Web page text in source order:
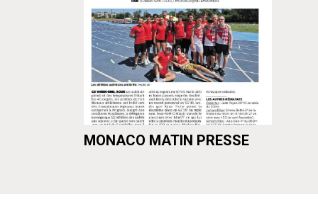
MONACO MATIN PRESSE